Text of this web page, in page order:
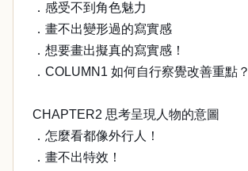
．感受不到角色魅力
．畫不出變形過的寫實感
．想要畫出擬真的寫實感！
．COLUMN1 如何自行察覺改善重點？
CHAPTER2 思考呈現人物的意圖
．怎麼看都像外行人！
．畫不出特效！